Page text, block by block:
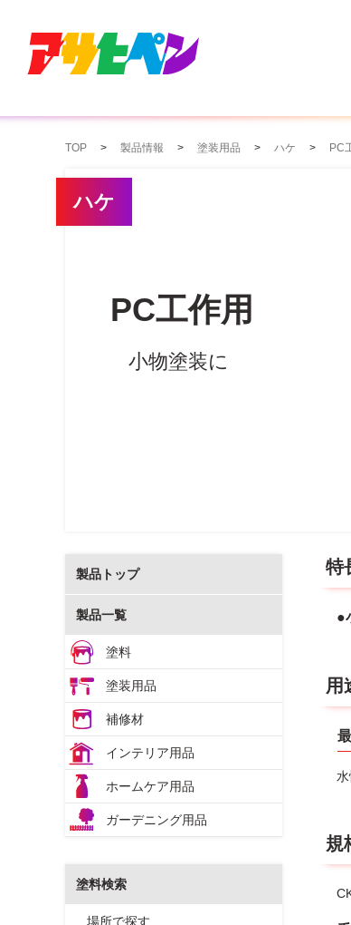
TOP 製品情報 塗装用品 ハケ PC
ハケ
PC工作用
小物塗装に
特
●
用
規
製品トップ
製品一覧
塗料
塗装用品
補修材
インテリア用品
ホームケア用品
ガーデニング用品
塗料検索
場所で探す